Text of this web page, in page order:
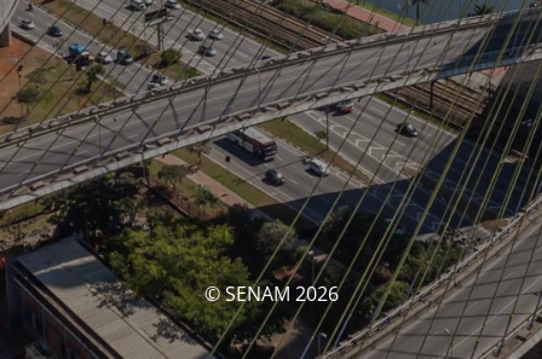
© SENAM 2026